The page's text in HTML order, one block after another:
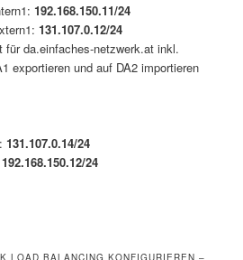
192.168.150.11/24
131.107.0.12/24
für da.einfaches-netzwerk.at inkl.
exportieren und auf DA2 importieren
131.107.0.14/24
192.168.150.12/24